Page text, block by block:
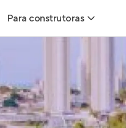
Para construtoras
Geração de Leads
Geração de Visitas
Geração de Vendas